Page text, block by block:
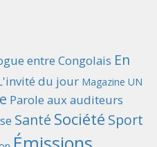
entre Congolais En
du jour Magazine UN
Parole aux auditeurs
Santé Société Sport